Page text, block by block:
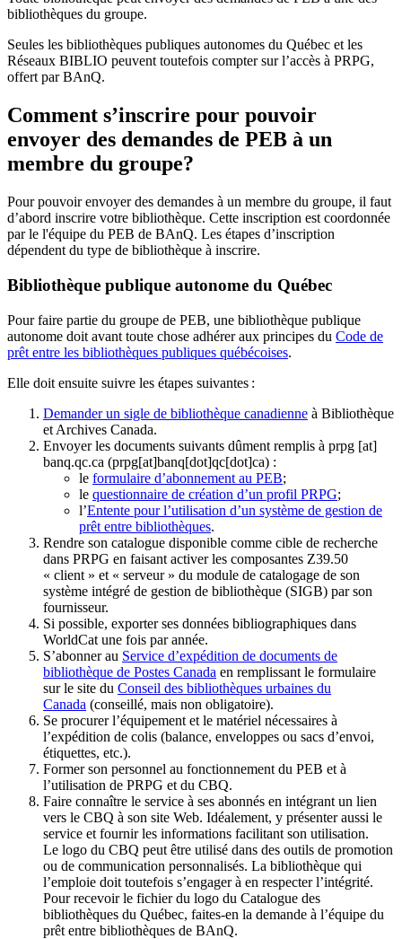
bibliothèques du groupe.
Seules les bibliothèques publiques autonomes du Québec et les
Réseaux BIBLIO peuvent toutefois compter sur l’accès à PRPG,
offert par BAnQ.
Comment s’inscrire pour pouvoir
envoyer des demandes de PEB à un
membre du groupe?
Pour pouvoir envoyer des demandes à un membre du groupe, il faut
d’abord inscrire votre bibliothèque. Cette inscription est coordonnée
par le l'équipe du PEB de BAnQ. Les étapes d’inscription
dépendent du type de bibliothèque à inscrire.
Bibliothèque publique autonome du Québec
Pour faire partie du groupe de PEB, une bibliothèque publique
autonome doit avant toute chose adhérer aux principes du Code de
prêt entre les bibliothèques publiques québécoises.
Elle doit ensuite suivre les étapes suivantes :
Demander un sigle de bibliothèque canadienne à Bibliothèque
et Archives Canada.
Envoyer les documents suivants dûment remplis à prpg [at]
banq.qc.ca (prpg[at]banq[dot]qc[dot]ca) :
le formulaire d’abonnement au PEB;
le questionnaire de création d’un profil PRPG;
l’Entente pour l’utilisation d’un système de gestion de
prêt entre bibliothèques.
Rendre son catalogue disponible comme cible de recherche
dans PRPG en faisant activer les composantes Z39.50
« client » et « serveur » du module de catalogage de son
système intégré de gestion de bibliothèque (SIGB) par son
fournisseur.
Si possible, exporter ses données bibliographiques dans
WorldCat une fois par année.
S’abonner au Service d’expédition de documents de
bibliothèque de Postes Canada en remplissant le formulaire
sur le site du Conseil des bibliothèques urbaines du
Canada (conseillé, mais non obligatoire).
Se procurer l’équipement et le matériel nécessaires à
l’expédition de colis (balance, enveloppes ou sacs d’envoi,
étiquettes, etc.).
Former son personnel au fonctionnement du PEB et à
l’utilisation de PRPG et du CBQ.
Faire connaître le service à ses abonnés en intégrant un lien
vers le CBQ à son site Web. Idéalement, y présenter aussi le
service et fournir les informations facilitant son utilisation.
Le logo du CBQ peut être utilisé dans des outils de promotion
ou de communication personnalisés. La bibliothèque qui
l’emploie doit toutefois s’engager à en respecter l’intégrité.
Pour recevoir le fichier du logo du Catalogue des
bibliothèques du Québec, faites-en la demande à l’équipe du
prêt entre bibliothèques de BAnQ.